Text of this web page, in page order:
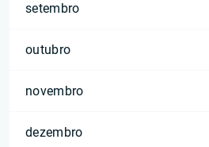
setembro
outubro
novembro
dezembro